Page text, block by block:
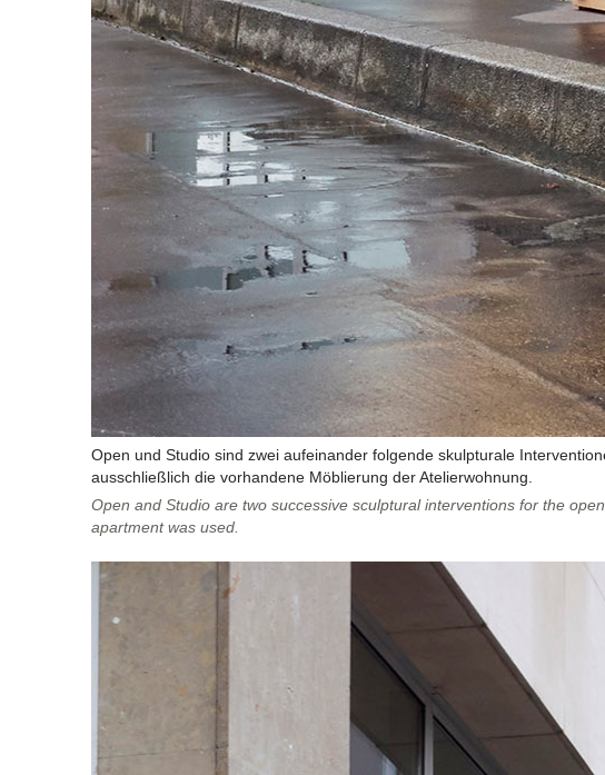
Open und Studio sind zwei aufeinander folgende skulpturale
ausschließlich die vorhandene Möblierung der Atelierwohnung.
Open and Studio are two successive sculptural interventions for the
apartment was used.